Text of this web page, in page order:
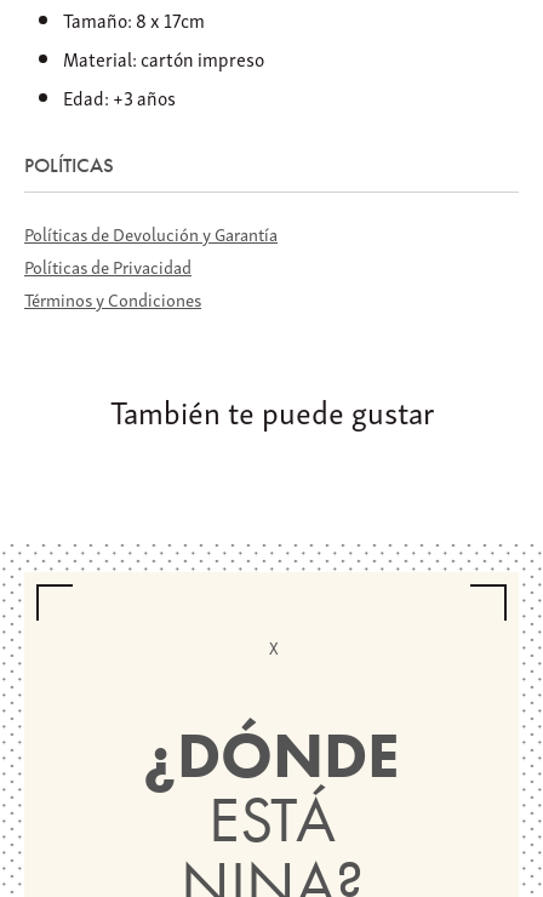
Tamaño: 8 x 17cm
Material: cartón impreso
Edad: +3 años
POLÍTICAS
Políticas de Devolución y Garantía
Políticas de Privacidad
Términos y Condiciones
También te puede gustar
¿DÓNDE
ESTÁ